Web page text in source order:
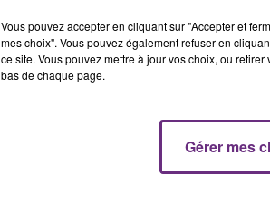
Le
Vous pouvez accepter en cliquant sur "Accepter et
mes choix". Vous pouvez également refuser en
ce site. Vous pouvez mettre à jour vos choix, ou
bas de chaque page.
Gérer mes